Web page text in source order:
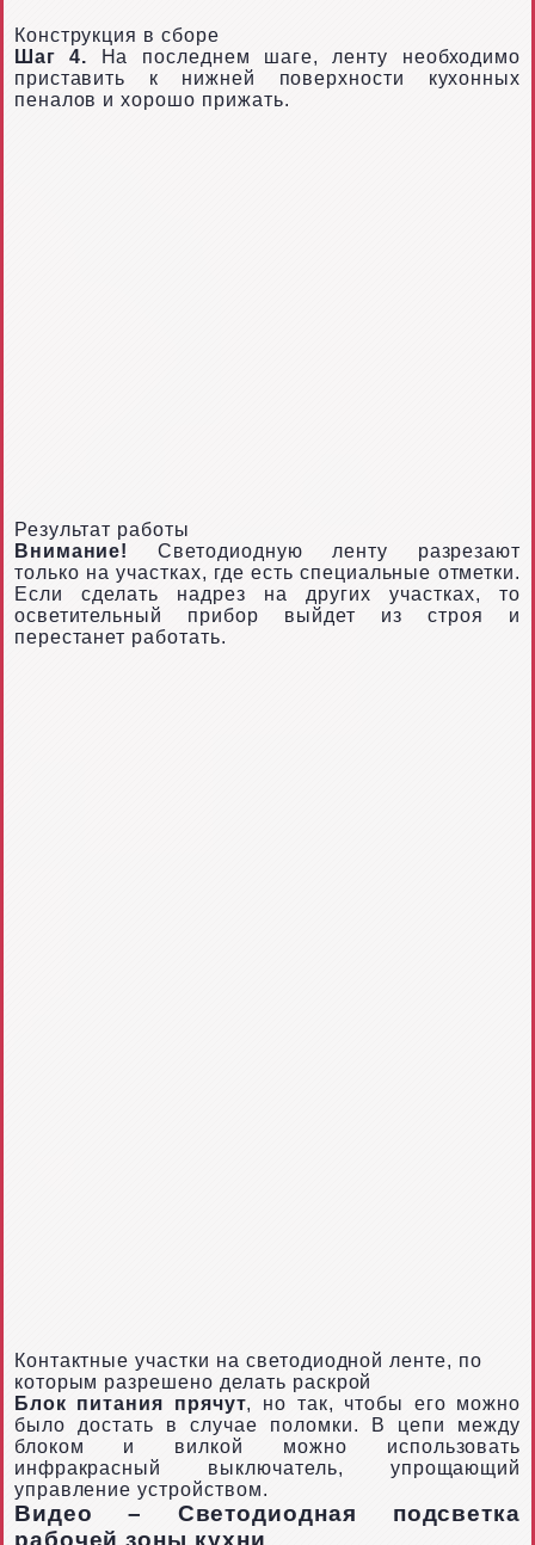
Конструкция в сборе
Шаг 4. На последнем шаге, ленту необходимо
приставить к нижней поверхности кухонных
пеналов и хорошо прижать.
Результат работы
Внимание!Светодиодную ленту разрезают
только на участках, где есть специальные отметки.
Если сделать надрез на других участках, то
осветительный прибор выйдет из строя и
перестанет работать.
Контактные участки на светодиодной ленте, по
которым разрешено делать раскрой
Блок питания прячут, но так, чтобы его можно
было достать в случае поломки. В цепи между
блоком и вилкой можно использовать
инфракрасный выключатель, упрощающий
управление устройством.
Видео – Светодиодная подсветка
рабочей зоны кухни